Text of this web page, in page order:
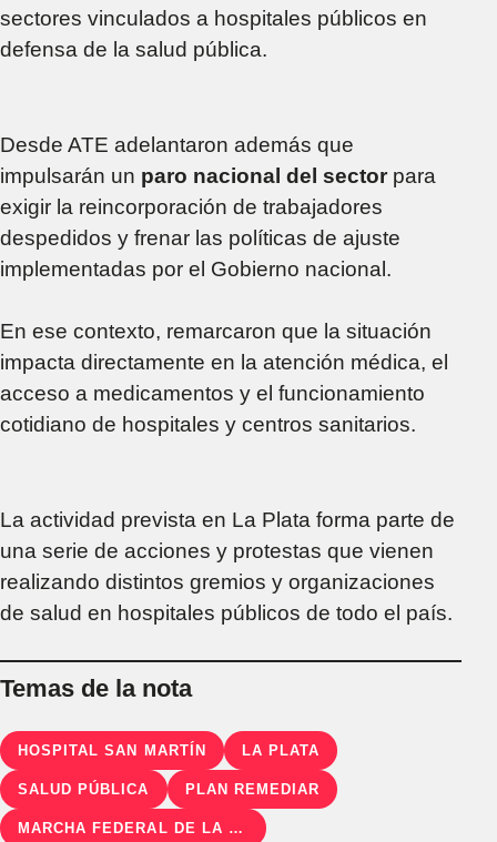
sectores vinculados a hospitales públicos en
defensa de la salud pública.
Desde ATE adelantaron además que
impulsarán un paro nacional del sectorpara
exigir la reincorporación de trabajadores
despedidos y frenar las políticas de ajuste
implementadas por el Gobierno nacional.
En ese contexto, remarcaron que la situación
impacta directamente en la atención médica, el
acceso a medicamentos y el funcionamiento
cotidiano de hospitales y centros sanitarios.
La actividad prevista en La Plata forma parte de
una serie de acciones y protestas que vienen
realizando distintos gremios y organizaciones
de salud en hospitales públicos de todo el país.
Temas de la nota
HOSPITAL SAN MARTÍN LA PLATA
SALUD PÚBLICA PLAN REMEDIAR
MARCHA FEDERAL DE LA SALUD